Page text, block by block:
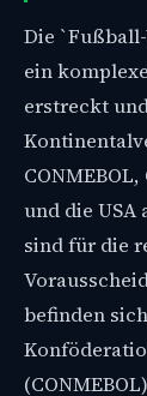
Die
ein
erstreckt
und die
sind für die
befinden